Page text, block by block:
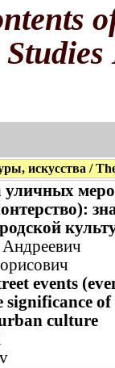
искусства /
уличных
events
of
culture